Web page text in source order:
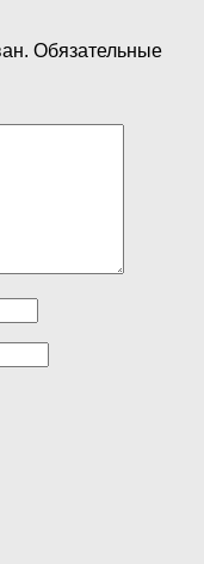
Обязательные